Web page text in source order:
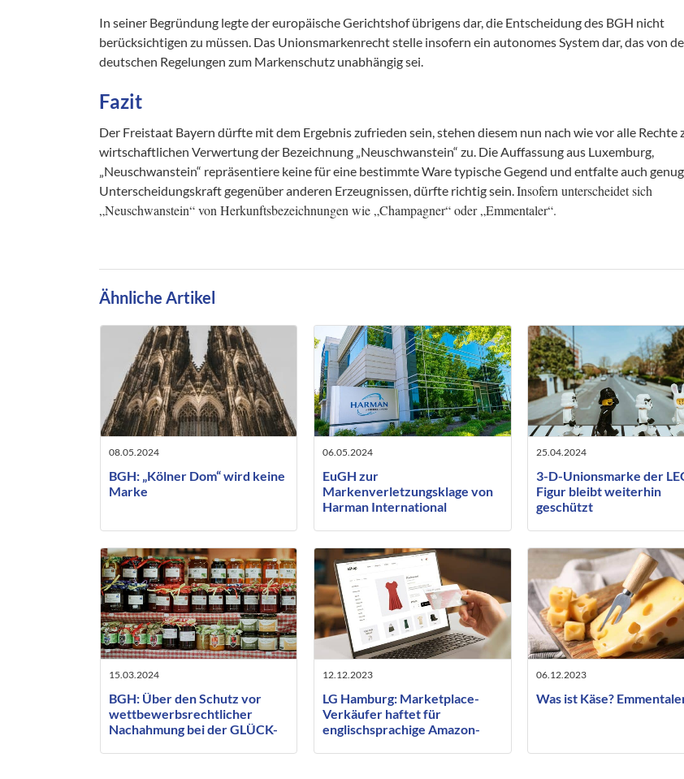
In seiner Begründung legte der europäische Gerichtshof übrigens dar, die Entscheidung des BGH nicht
berücksichtigen zu müssen. Das Unionsmarkenrecht stelle insofern ein autonomes System dar, das von
deutschen Regelungen zum Markenschutz unabhängig sei.
Fazit
Der Freistaat Bayern dürfte mit dem Ergebnis zufrieden sein, stehen diesem nun nach wie vor alle Rechte
wirtschaftlichen Verwertung der Bezeichnung „Neuschwanstein“ zu. Die Auffassung aus Luxemburg,
„Neuschwanstein“ repräsentiere keine für eine bestimmte Ware typische Gegend und entfalte auch genug
Unterscheidungskraft gegenüber anderen Erzeugnissen, dürfte richtig sein.Insofern unterscheidet sich
„Neuschwanstein“ von Herkunftsbezeichnungen wie „Champagner“ oder „Emmentaler“.
Ähnliche Artikel
08.05.2024
BGH: „Kölner Dom“ wird keine
Marke
06.05.2024
EuGH zur
Markenverletzungsklage von
Harman International
25.04.2024
3-D-Unionsmarke der
Figur bleibt weiterhin
geschützt
15.03.2024
BGH: Über den Schutz vor
wettbewerbsrechtlicher
Nachahmung bei der GLÜCK-
12.12.2023
LG Hamburg: Marketplace-
Verkäufer haftet für
englischsprachige Amazon-
06.12.2023
Was ist Käse?